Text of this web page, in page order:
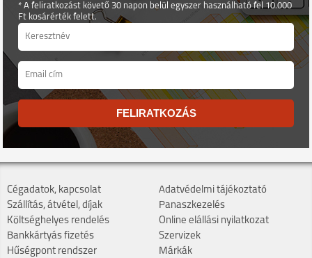
* A feliratkozást követő 30 napon belül egyszer használható fel 10.000
Ft kosárérték felett.
FELIRATKOZÁS
Cégadatok, kapcsolat
Szállítás, átvétel, díjak
Költséghelyes rendelés
Bankkártyás fizetés
Hűségpont rendszer
Adatvédelmi tájékoztató
Panaszkezelés
Online elállási nyilatkozat
Szervizek
Márkák